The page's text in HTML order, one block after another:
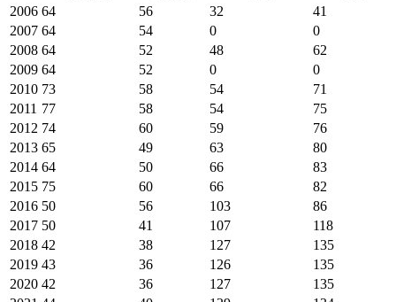
2006 64 56 32
41
2007 64 54 0
0
2008 64 52 48
62
2009 64 52 0
0
2010 73 58 54
71
2011 77 58 54
75
2012 74 60 59
76
2013 65 49 63
80
2014 64 50 66
83
2015 75 60 66
82
2016 50 56 103
86
2017 50 41 107
118
2018 42 38 127
135
2019 43 36 126
135
2020 42 36 127
135